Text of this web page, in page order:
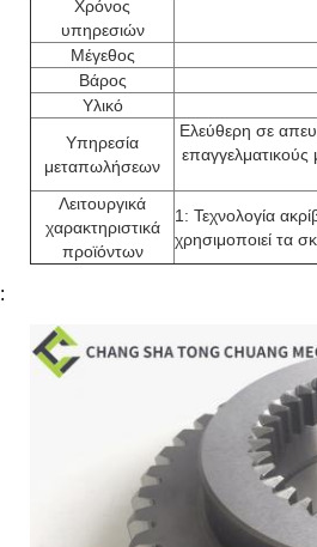
Χρόνος
υπηρεσιών
Μέγεθος
Βάρος
Υλικό
Υπηρεσία
μεταπωλήσεων
Ελεύθερη σε
Λειτουργικά
χαρακτηριστικά
προϊόντων
1: Τεχνολογία
χρησιμοποιεί τα
: